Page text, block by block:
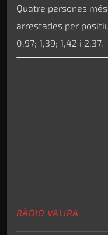
Quatre persones
arrestades per
0,97; 1,39; 1,42 i 2,37.
RÀDIO VALIRA